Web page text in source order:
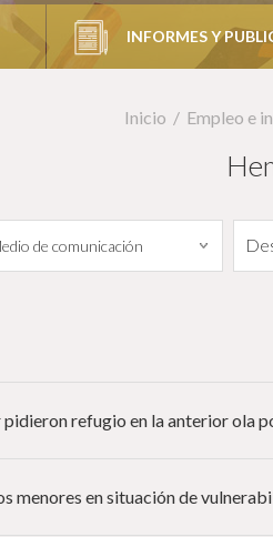
INFORMES Y
Inicio Empleo e
pidieron refugio en la anterior ola
menores en situación de